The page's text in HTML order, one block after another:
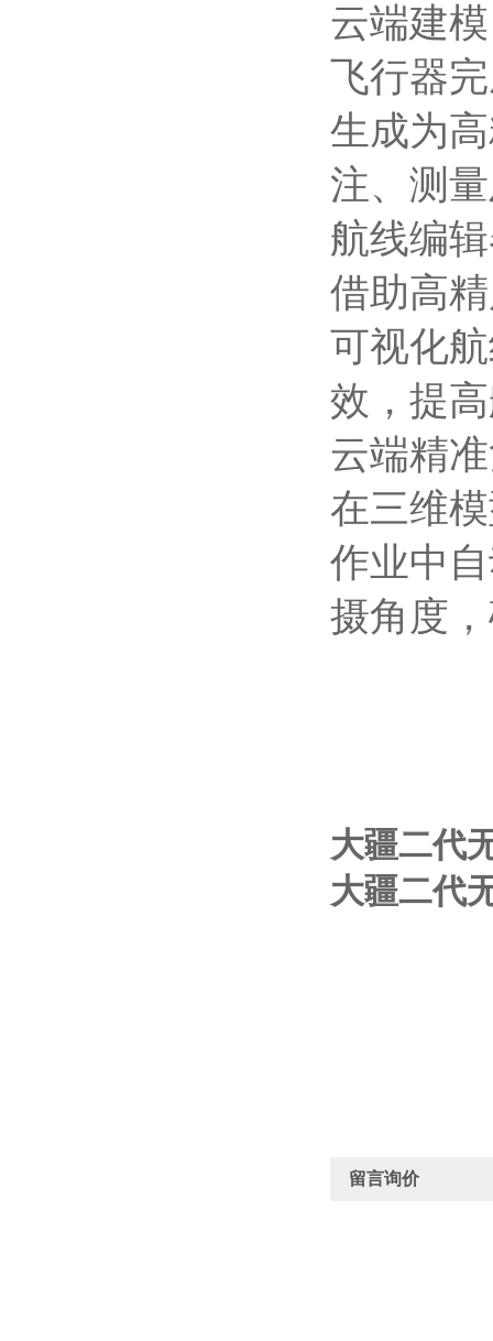
云端建模
飞行器
生成为
注、测
航线编
借助高
可视化
效，提
云端精
在三维
作业中
摄角度
大疆二代
大疆二代
留言询价